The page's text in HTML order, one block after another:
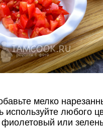
мелко
используйте любого
фиолетовый или